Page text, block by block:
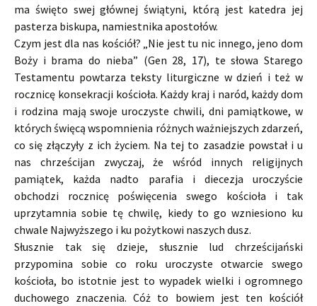
ma święto swej głównej świątyni, którą jest katedra jej
pasterza biskupa, namiestnika apostołów.
Czym jest dla nas kościół? „Nie jest tu nic innego, jeno dom
Boży i brama do nieba” (Gen 28, 17), te słowa Starego
Testamentu powtarza teksty liturgiczne w dzień i też w
rocznicę konsekracji kościoła. Każdy kraj i naród, każdy dom
i rodzina mają swoje uroczyste chwili, dni pamiątkowe, w
których święcą wspomnienia różnych ważniejszych zdarzeń,
co się złączyły z ich życiem. Na tej to zasadzie powstał i u
nas chrześcijan zwyczaj, że wśród innych religijnych
pamiątek, każda nadto parafia i diecezja uroczyście
obchodzi rocznicę poświęcenia swego kościoła i tak
uprzytamnia sobie tę chwilę, kiedy to go wzniesiono ku
chwale Najwyższego i ku pożytkowi naszych dusz.
Słusznie tak się dzieje, słusznie lud chrześcijański
przypomina sobie co roku uroczyste otwarcie swego
kościoła, bo istotnie jest to wypadek wielki i ogromnego
duchowego znaczenia. Cóż to bowiem jest ten kościół